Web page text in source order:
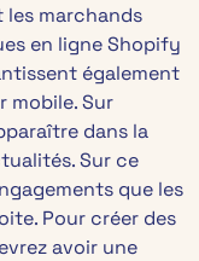
les marchands
en ligne Shopify
également
mobile. Sur
dans la
Sur ce
que les
Pour créer des
avoir une